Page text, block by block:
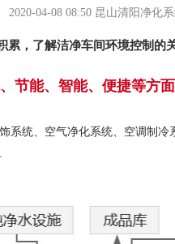
2020-04-08 08:50 昆山清阳净化
累，了解洁净车间环境控制的
节能、智能、便捷等方
系统、空气净化系统、空调制冷